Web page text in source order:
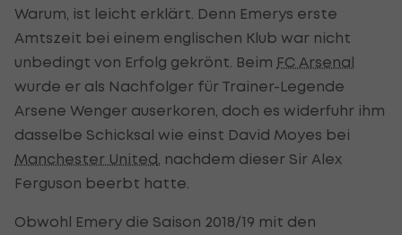
Warum, ist leicht erklärt. Denn Emerys erste
Amtszeit bei einem englischen Klub war nicht
unbedingt von Erfolg gekrönt. Beim FC Arsenal
wurde er als Nachfolger für Trainer-Legende
Arsene Wenger auserkoren, doch es widerfuhr ihm
dasselbe Schicksal wie einst David Moyes bei
Manchester United , nachdem dieser Sir Alex
Ferguson beerbt hatte.
Obwohl Emery die Saison 2018/19 mit den